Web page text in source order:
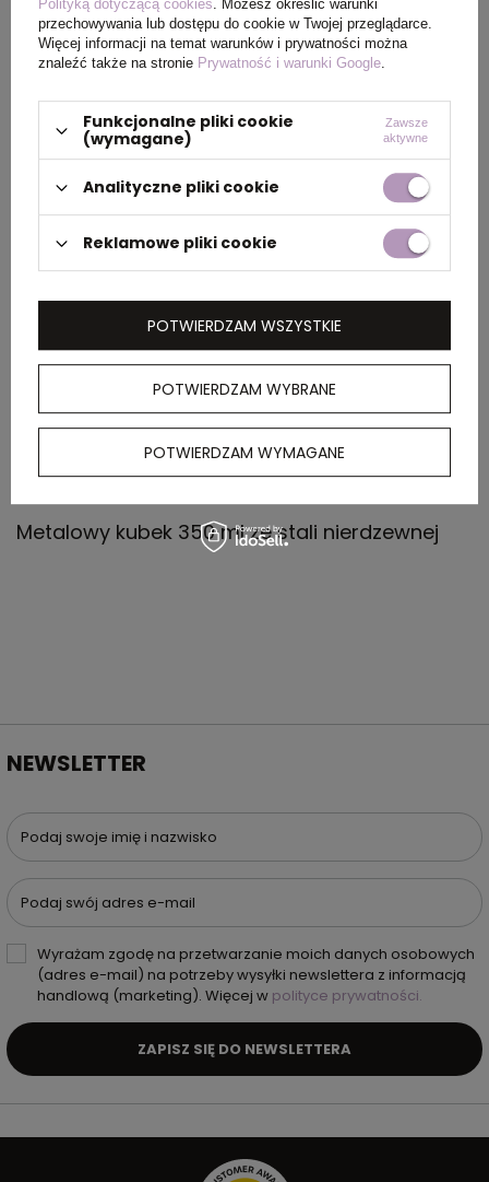
PAKOWANIE
Ilość szt. w
kartonie
wewnętrznym
50
Wymiary
44 x 24 x 19 cm
kartonu
zewnętrznego
OPIS
Metalowy kubek 350 ml ze stali nierdzewnej
NEWSLETTER
Podaj swoje imię i nazwisko
Podaj swój adres e-mail
Wyrażam zgodę na przetwarzanie moich danych osobowych
(adres e-mail) na potrzeby wysyłki newslettera z informacją
handlową (marketing). Więcej w polityce prywatności.
ZAPISZ SIĘ DO NEWSLETTERA
Polityką dotyczącą cookies. Możesz określić warunki
przechowywania lub dostępu do cookie w Twojej przeglądarce.
Więcej informacji na temat warunków i prywatności można
znaleźć także na stronie Prywatność i warunki Google.
Funkcjonalne pliki cookie
(wymagane)
Zawsze
aktywne
Analityczne pliki cookie
Reklamowe pliki cookie
POTWIERDZAM WYBRANE
POTWIERDZAM WYMAGANE
POTWIERDZAM WSZYSTKIE